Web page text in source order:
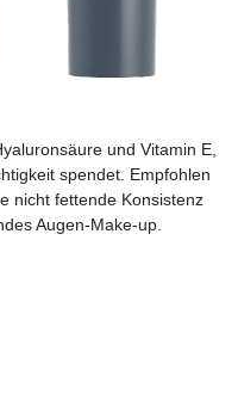
und Vitamin E,
spendet. Empfohlen
nicht fettende Konsistenz
Augen-­Make-up.